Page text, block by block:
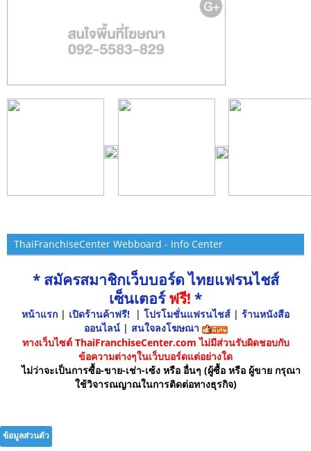
ThaiFranchiseCenter Webboard - Info Center
* สมัครสมาชิกเว็บบอร์ด ไทยแฟรนไชส์
เซ็นเตอร์ฟรี! *
หน้าแรก | เปิดร้านค้าฟรี! | โปรโมชั่นแฟรนไชส์ | ร้านหนังสือ
ออนไลน์ | สนใจลงโฆษณา
ทางเว็บไซต์ ThaiFranchiseCenter.com ไม่มีส่วนรับผิดชอบกับ
ข้อความต่างๆในเว็บบอร์ดแต่อย่างใด
ไม่ว่าจะเป็นการซื้อ-ขาย-เช่า-เซ้ง หรือ อื่นๆ (ผู้ซื้อ หรือ ผู้ขาย กรุณา
ใช้วิจารณญาณในการติดต่อทางธุรกิจ)
ข้อมูลส่วนตัว